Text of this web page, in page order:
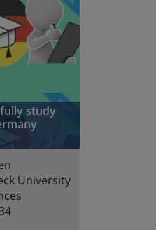
study
University
34